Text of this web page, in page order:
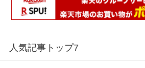
人気記事トップ7